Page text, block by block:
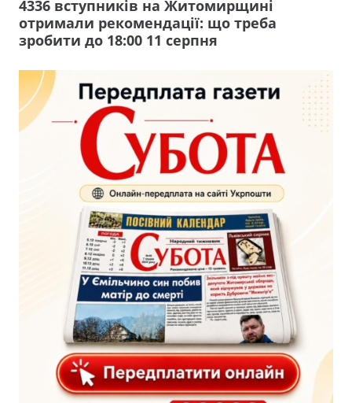
4336 вступників на Житомирщині
отримали рекомендації: що треба
зробити до 18:00 11 серпня